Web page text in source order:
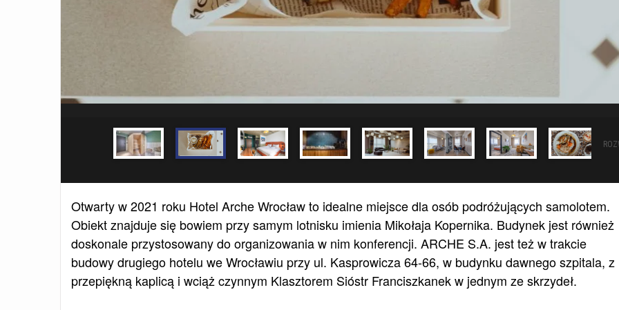
Otwarty w 2021 roku Hotel Arche Wrocław to idealne miejsce dla osób podróżujących samolotem.
Obiekt znajduje się bowiem przy samym lotnisku imienia Mikołaja Kopernika. Budynek jest również
doskonale przystosowany do organizowania w nim konferencji. ARCHE S.A. jest też w trakcie
budowy drugiego hotelu we Wrocławiu przy ul. Kasprowicza 64-66, w budynku dawnego szpitala, z
przepiękną kaplicą i wciąż czynnym Klasztorem Sióstr Franciszkanek w jednym ze skrzydeł.